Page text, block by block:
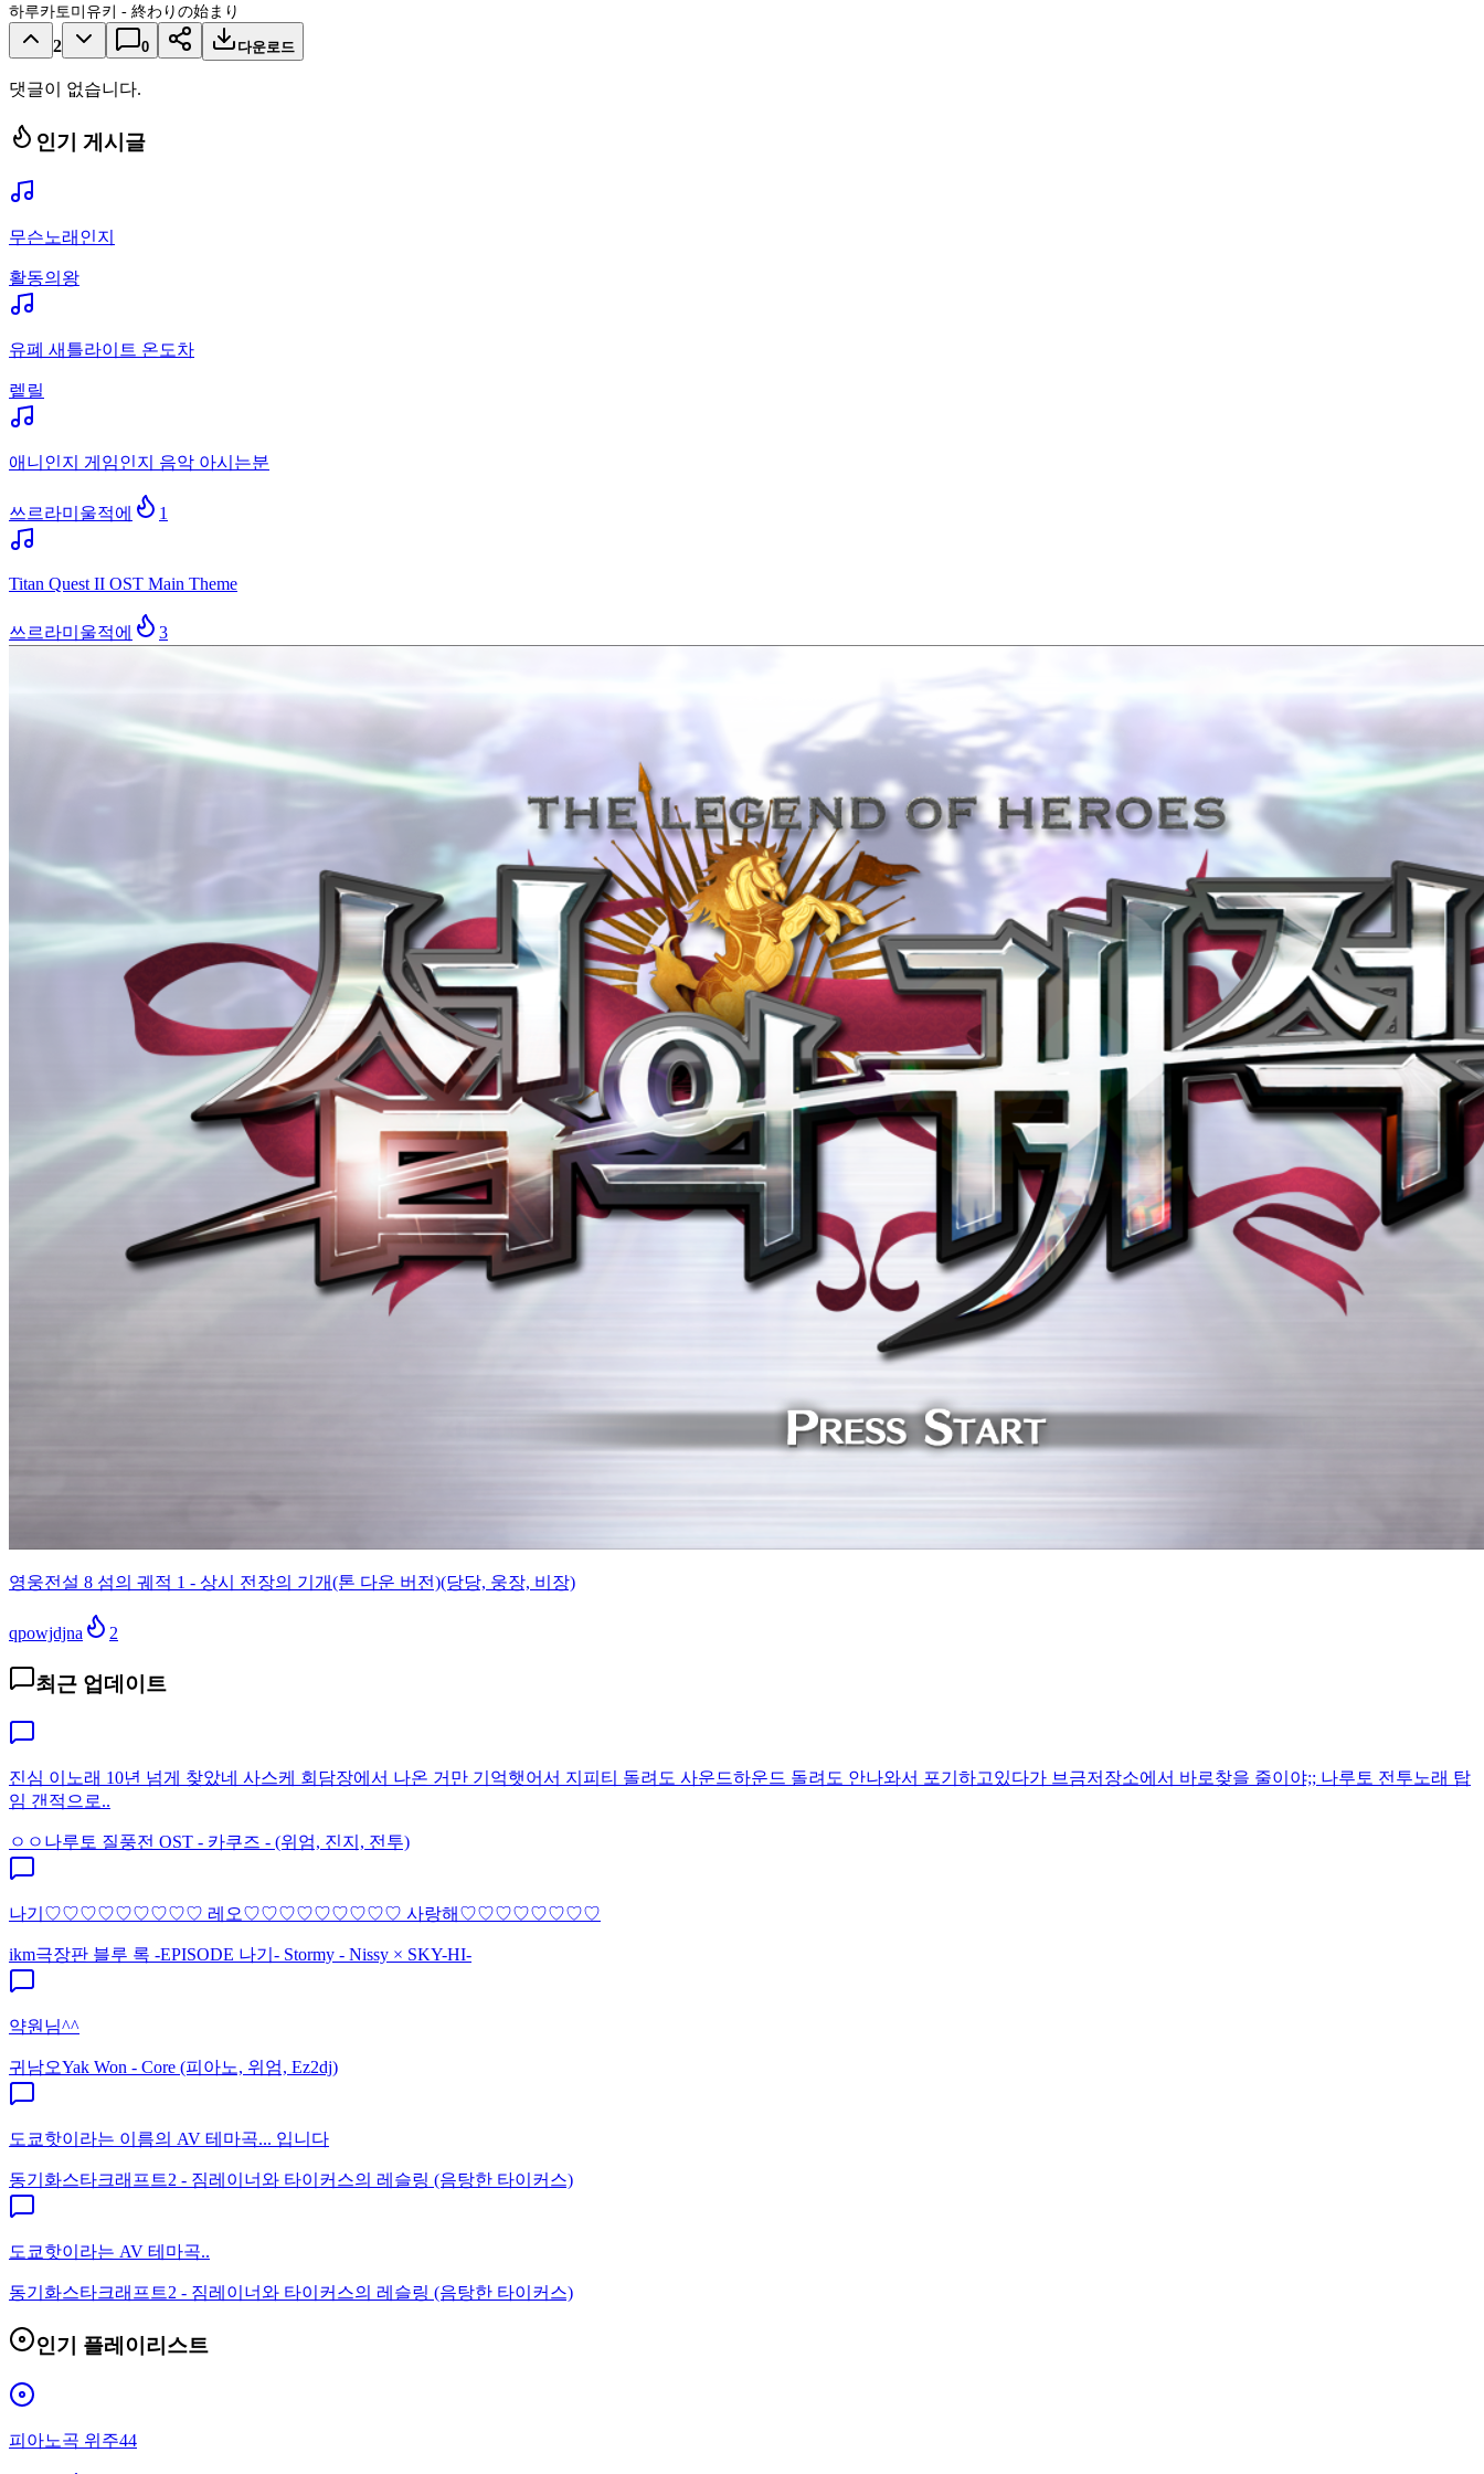
하루카토미유키 - 終わりの始まり
2 0 다운로드
댓글이 없습니다.
인기 게시글
무슨노래인지
활동의왕
유폐 새틀라이트 온도차
렡릴
애니인지 게임인지 음악 아시는분
쓰르라미울적에 1
Titan Quest II OST Main Theme
쓰르라미울적에 3
영웅전설 8 섬의 궤적 1 - 상시 전장의 기개(톤 다운 버전)(당당, 웅장, 비장)
qpowjdjna 2
최근 업데이트
진심 이노래 10년 넘게 찾았네 사스케 회담장에서 나온 거만 기억햇어서 지피티 돌려도 사운드하운드 돌려도 안나와서 포기하고있다가 브금저장소에서 바로찾을 줄이야;; 나루토 전투노래 탑
임 갠적으로..
ㅇㅇ 나루토 질풍전 OST - 카쿠즈 - (위엄, 진지, 전투)
나기♡♡♡♡♡♡♡♡♡ 레오♡♡♡♡♡♡♡♡♡ 사랑해♡♡♡♡♡♡♡♡
ikm극장판 블루 록 -EPISODE 나기- Stormy - Nissy × SKY-HI-
약원님^^
귀남오Yak Won - Core (피아노, 위엄, Ez2dj)
도쿄핫이라는 이름의 AV 테마곡... 입니다
동기화스타크래프트2 - 짐레이너와 타이커스의 레슬링 (음탕한 타이커스)
도쿄핫이라는 AV 테마곡..
동기화스타크래프트2 - 짐레이너와 타이커스의 레슬링 (음탕한 타이커스)
인기 플레이리스트
피아노곡 위주44